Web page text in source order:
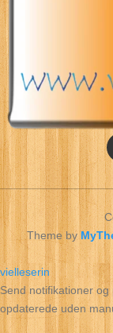
Theme by
vielleserin
Send notifikationer
opdaterede uden